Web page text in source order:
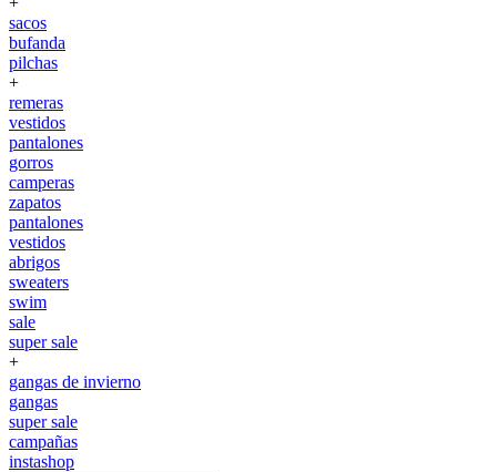
sacos
bufanda
pilchas
+
remeras
vestidos
pantalones
gorros
camperas
zapatos
pantalones
vestidos
abrigos
sweaters
swim
sale
super sale
+
gangas de invierno
gangas
super sale
campañas
instashop